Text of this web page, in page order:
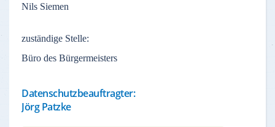
Nils Siemen
zuständige Stelle:
Büro des Bürgermeisters
Datenschutzbeauftragter:
Jörg Patzke